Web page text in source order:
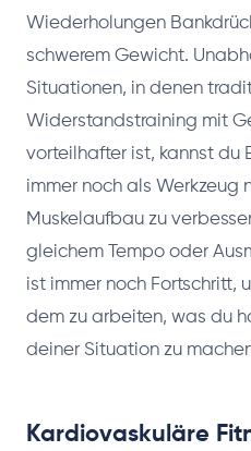
Wiederholungen
schwerem Gewicht.
Situationen, in denen
Widerstandstraining mit
vorteilhafter ist, kannst du
immer noch als Werkzeug
Muskelaufbau zu
gleichem Tempo oder
ist immer noch Fortschritt,
dem zu arbeiten, was du
deiner Situation zu
Kardiovaskuläre